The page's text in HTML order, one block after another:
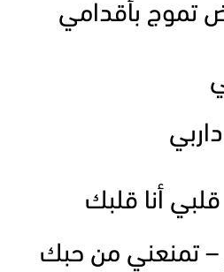
تموج بأقدامي
أنا قلبك
– تمنعني من حبك